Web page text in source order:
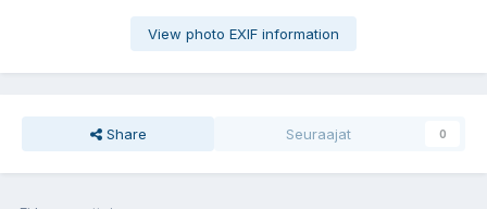
View photo EXIF information
Share Seuraajat 0